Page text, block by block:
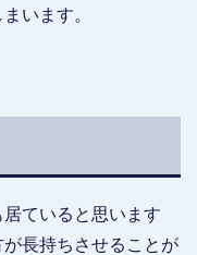
います。
ていると思います
長持ちさせることが